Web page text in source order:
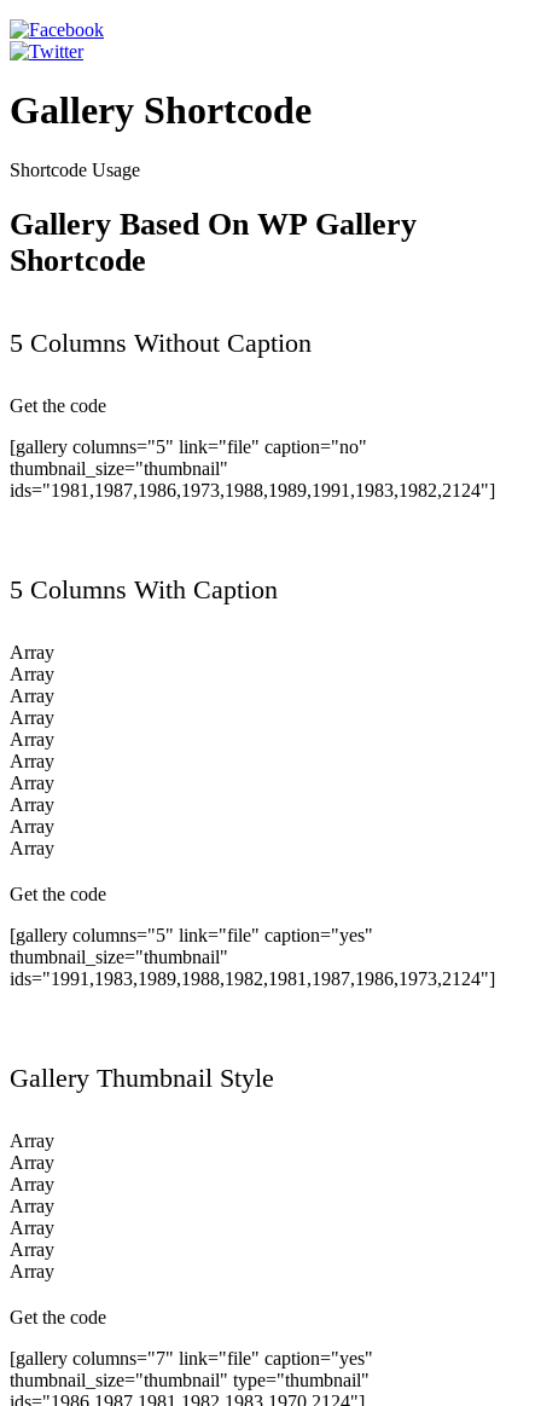
Gallery Shortcode
Shortcode Usage
Gallery Based On WP Gallery
Shortcode
5 Columns Without Caption
Get the code
[gallery columns="5" link="file" caption="no"
thumbnail_size="thumbnail"
ids="1981,1987,1986,1973,1988,1989,1991,1983,1982,2124"]
5 Columns With Caption
Array
Array
Array
Array
Array
Array
Array
Array
Array
Array
Get the code
[gallery columns="5" link="file" caption="yes"
thumbnail_size="thumbnail"
ids="1991,1983,1989,1988,1982,1981,1987,1986,1973,2124"]
Gallery Thumbnail Style
Array
Array
Array
Array
Array
Array
Array
Get the code
[gallery columns="7" link="file" caption="yes"
thumbnail_size="thumbnail" type="thumbnail"